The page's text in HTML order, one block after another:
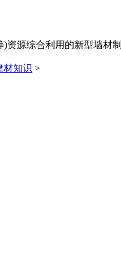
资源综合利用的新型墙材
材知识 >